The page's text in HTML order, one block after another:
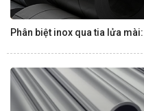
Phân biệt inox qua tia lửa